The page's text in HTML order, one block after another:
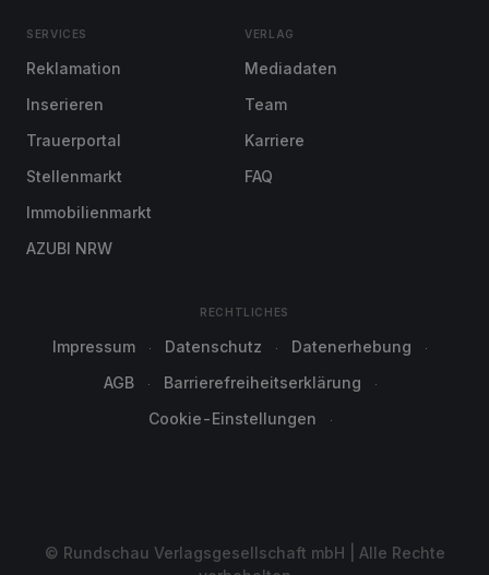
SERVICES
Reklamation
Inserieren
Trauerportal
Stellenmarkt
Immobilienmarkt
AZUBI NRW
VERLAG
Mediadaten
Team
Karriere
FAQ
RECHTLICHES
Impressum Datenschutz
Datenerhebung
AGB
Barrierefreiheitserklärung
Cookie-Einstellungen
© Rundschau Verlagsgesellschaft mbH | Alle Rechte